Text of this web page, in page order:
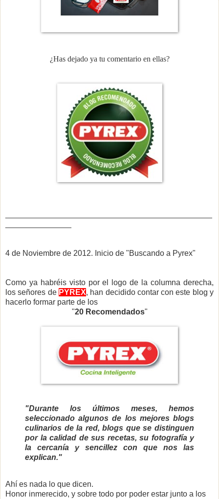
¿Has dejado ya tu comentario en ellas?
4 de Noviembre de 2012. Inicio de "Buscando a Pyrex"
Como ya habréis visto por el logo de la columna derecha,
los señores de PYREX, han decidido contar con este blog y
hacerlo formar parte de los
"20 Recomendados"
"Durante los últimos meses, hemos
seleccionado algunos de los mejores blogs
culinarios de la red, blogs que se distinguen
por la calidad de sus recetas, su fotografía y
la cercanía y sencillez con que nos las
explican."
Ahí es nada lo que dicen.
Honor inmerecido, y sobre todo por poder estar junto a los